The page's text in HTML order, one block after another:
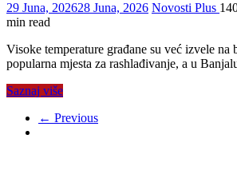
29 Juna, 202628 Juna, 2026 Novosti Plus
min read
Visoke temperature građane su već izvele na
popularna mjesta za rashlađivanje, a u
Saznaj više
← Previous